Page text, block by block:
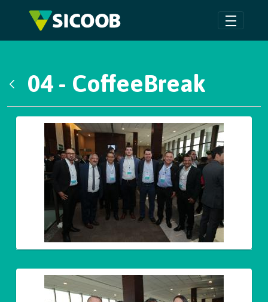
Pular para o Conteúdo principal
04 - CoffeeBreak
Galeria de Mídias